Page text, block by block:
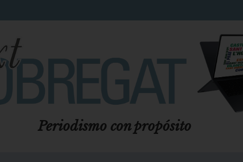
Periodismo con propósito